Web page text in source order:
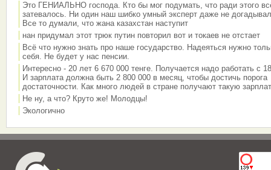
Это ГЕНИАЛЬНО господа. Кто бы мог подумать, что ради этого
затевалось. Ни один наш шибко умный эксперт даже не
Все то думали, что жана казахстан наступит
нан придумал этот трюк путин повторил вот и токаев не отстает
Всё что нужно знать про наше государство. Надеяться нужно
себя. Не будет у нас пенсии.
Интересно - 20 лет 6 670 000 тенге. Получается надо работать с
И зарплата должна быть 2 800 000 в месяц, чтобы достичь порога
достаточности. Как много людей в стране получают такую
Не ну, а что? Круто же! Молодцы!
Экологично